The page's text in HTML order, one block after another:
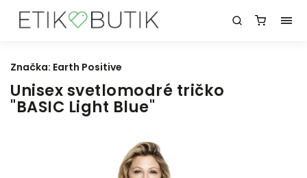
Unisex svetlomodré tričko
"BASIC Light Blue"
Značka: Earth Positive